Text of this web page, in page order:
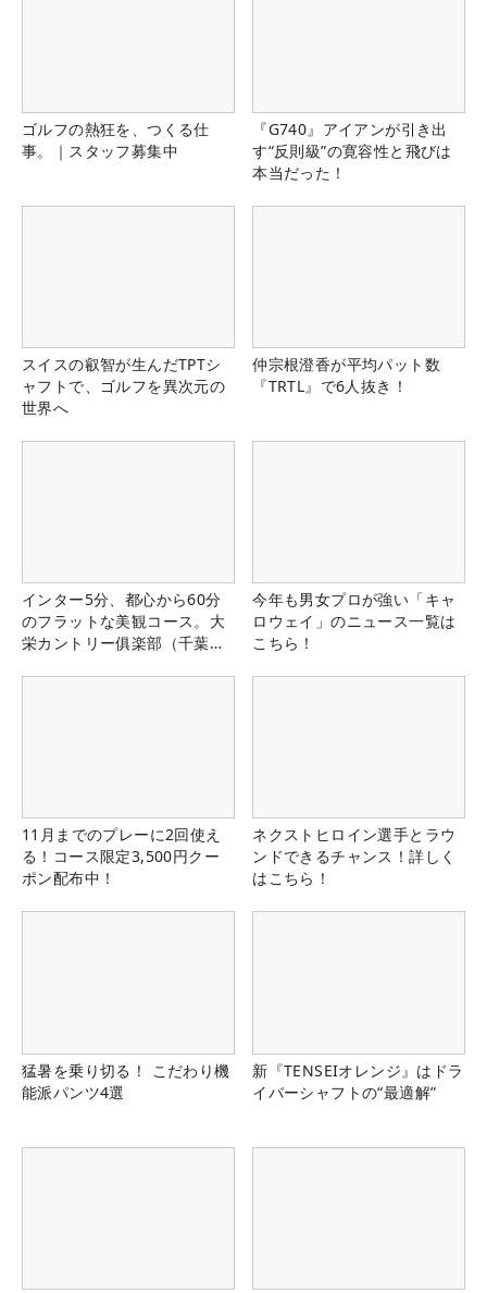
ゴルフの熱狂を、つくる仕
事。｜スタッフ募集中
『G740』アイアンが引き出
す“反則級”の寛容性と飛びは
本当だった！
スイスの叡智が生んだTPTシ
ャフトで、ゴルフを異次元の
世界へ
仲宗根澄香が平均パット数
『TRTL』で6人抜き！
インター5分、都心から60分
のフラットな美観コース。大
栄カントリー俱楽部（千葉
今年も男女プロが強い「キャ
ロウェイ」のニュース一覧は
こちら！
11月までのプレーに2回使え
る！コース限定3,500円クー
ポン配布中！
ネクストヒロイン選手とラウ
ンドできるチャンス！詳しく
はこちら！
猛暑を乗り切る！ こだわり機
能派パンツ4選
新『TENSEIオレンジ』はドラ
イバーシャフトの“最適解”